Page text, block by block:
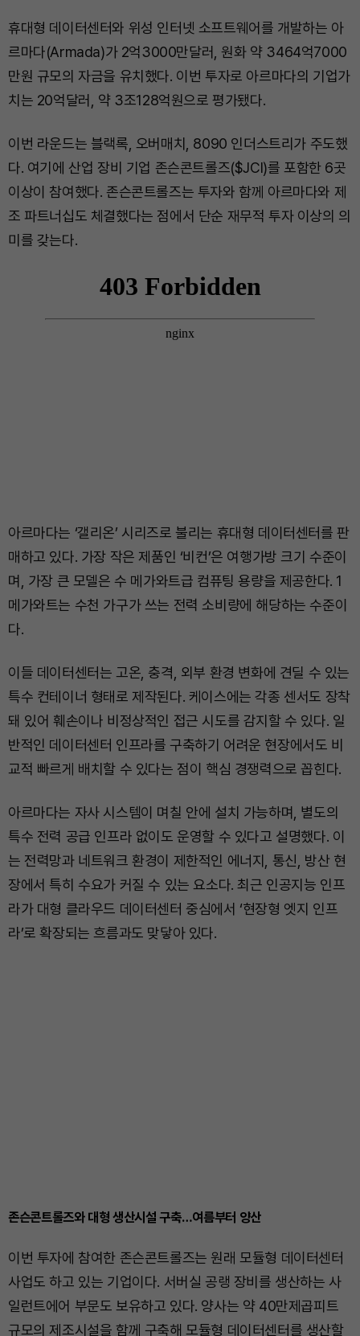
휴대형 데이터센터와 위성 인터넷 소프트웨어를 개발하는 아
르마다(Armada)가 2억3000만달러, 원화 약 3464억7000
만원 규모의 자금을 유치했다. 이번 투자로 아르마다의 기업가
치는 20억달러, 약 3조128억원으로 평가됐다.
이번 라운드는 블랙록, 오버매치, 8090 인더스트리가 주도했
다. 여기에 산업 장비 기업 존슨콘트롤즈($JCI)를 포함한 6곳
이상이 참여했다. 존슨콘트롤즈는 투자와 함께 아르마다와 제
조 파트너십도 체결했다는 점에서 단순 재무적 투자 이상의 의
미를 갖는다.
아르마다는 ‘갤리온’ 시리즈로 불리는 휴대형 데이터센터를 판
매하고 있다. 가장 작은 제품인 ‘비컨’은 여행가방 크기 수준이
며, 가장 큰 모델은 수 메가와트급 컴퓨팅 용량을 제공한다. 1
메가와트는 수천 가구가 쓰는 전력 소비량에 해당하는 수준이
다.
이들 데이터센터는 고온, 충격, 외부 환경 변화에 견딜 수 있는
특수 컨테이너 형태로 제작된다. 케이스에는 각종 센서도 장착
돼 있어 훼손이나 비정상적인 접근 시도를 감지할 수 있다. 일
반적인 데이터센터 인프라를 구축하기 어려운 현장에서도 비
교적 빠르게 배치할 수 있다는 점이 핵심 경쟁력으로 꼽힌다.
아르마다는 자사 시스템이 며칠 안에 설치 가능하며, 별도의
특수 전력 공급 인프라 없이도 운영할 수 있다고 설명했다. 이
는 전력망과 네트워크 환경이 제한적인 에너지, 통신, 방산 현
장에서 특히 수요가 커질 수 있는 요소다. 최근 인공지능 인프
라가 대형 클라우드 데이터센터 중심에서 ‘현장형 엣지 인프
라’로 확장되는 흐름과도 맞닿아 있다.
존슨콘트롤즈와 대형 생산시설 구축…여름부터 양산
이번 투자에 참여한 존슨콘트롤즈는 원래 모듈형 데이터센터
사업도 하고 있는 기업이다. 서버실 공랭 장비를 생산하는 사
일런트에어 부문도 보유하고 있다. 양사는 약 40만제곱피트
규모의 제조시설을 함께 구축해 모듈형 데이터센터를 생산할